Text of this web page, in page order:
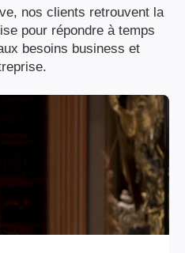
nos clients retrouvent la
pour répondre à temps
besoins business et